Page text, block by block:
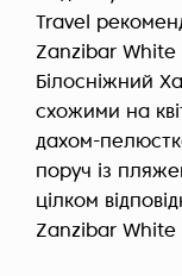
Travel
Zanzibar White
Білосніжний
схожими на
дахом-
поруч із
цілком
Zanzibar White